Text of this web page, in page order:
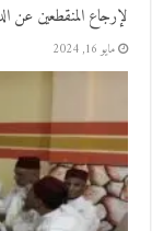
لإرجاع المنقطعين عن
مايو 16, 2024